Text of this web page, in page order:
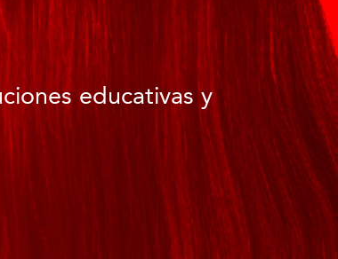
educativas y